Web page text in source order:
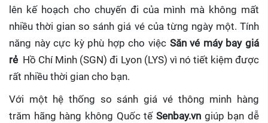
lên kế hoạch cho chuyến đi của mình mà không mất
nhiều thời gian so sánh giá vé của từng ngày một. Tính
năng này cực kỳ phù hợp cho việc Săn vé máy bay giá
rẻ Hồ Chí Minh (SGN) đi Lyon (LYS) vì nó tiết kiệm được
rất nhiều thời gian cho bạn.
Với một hệ thống so sánh giá vé thông minh hàng
trăm hãng hàng không Quốc tế Senbay.vn giúp bạn dễ